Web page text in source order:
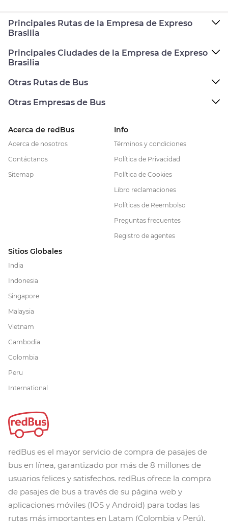
Principales Rutas de la Empresa de Expreso
Brasilia
Principales Ciudades de la Empresa de Expreso
Brasilia
Otras Rutas de Bus
Otras Empresas de Bus
Acerca de redBus
Acerca de nosotros
Contáctanos
Sitemap
Info
Términos y condiciones
Política de Privacidad
Política de Cookies
Libro reclamaciones
Políticas de Reembolso
Preguntas frecuentes
Registro de agentes
Sitios Globales
India
Indonesia
Singapore
Malaysia
Vietnam
Cambodia
Colombia
Peru
International
redBus es el mayor servicio de compra de pasajes de
bus en línea, garantizado por más de 8 millones de
usuarios felices y satisfechos. redBus ofrece la compra
de pasajes de bus a través de su página web y
aplicaciones móviles (IOS y Android) para todas las
rutas más importantes en Latam (Colombia y Perú).